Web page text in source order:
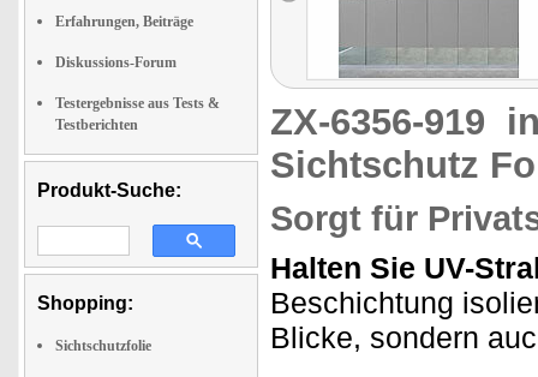
Erfahrungen, Beiträge
Diskussions-Forum
Testergebnisse aus Tests &
Testberichten
Produkt-Suche:
Shopping:
Sichtschutzfolie
ZX-6356-919
Sichtschutz
Sorgt für
Halten Sie UV-
Beschichtung
Blicke, sondern